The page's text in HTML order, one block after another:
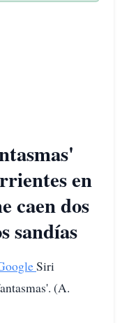
en
caen dos
sandías
Siri
(A.